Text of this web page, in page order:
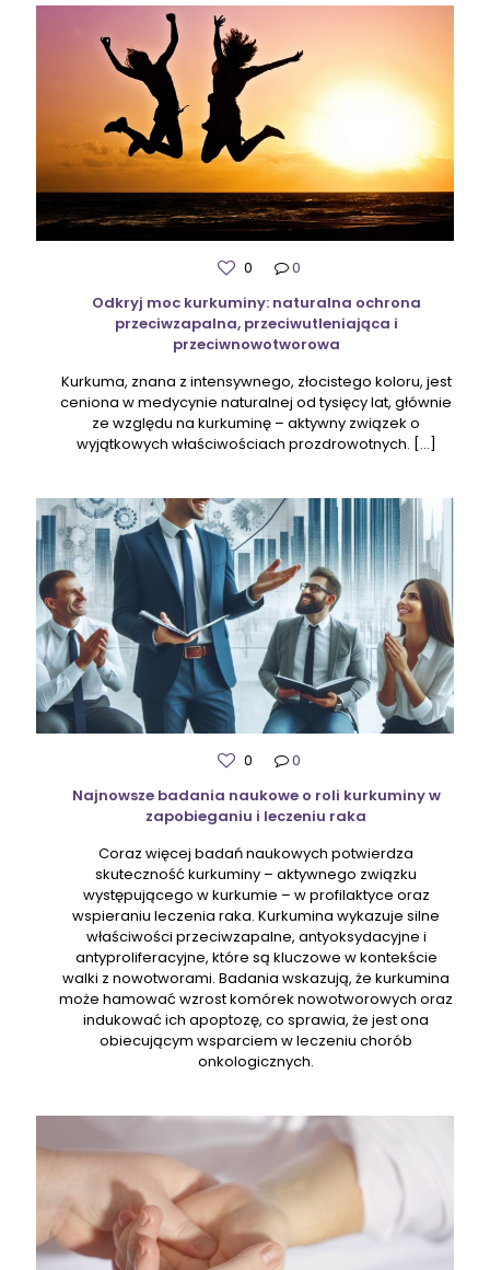
0
0
Odkryj moc kurkuminy: naturalna ochrona
przeciwzapalna, przeciwutleniająca i
przeciwnowotworowa
Kurkuma, znana z intensywnego, złocistego koloru, jest
ceniona w medycynie naturalnej od tysięcy lat, głównie
ze względu na kurkuminę – aktywny związek o
wyjątkowych właściwościach prozdrowotnych. […]
0
0
Najnowsze badania naukowe o roli kurkuminy w
zapobieganiu i leczeniu raka
Coraz więcej badań naukowych potwierdza
skuteczność kurkuminy – aktywnego związku
występującego w kurkumie – w profilaktyce oraz
wspieraniu leczenia raka. Kurkumina wykazuje silne
właściwości przeciwzapalne, antyoksydacyjne i
antyproliferacyjne, które są kluczowe w kontekście
walki z nowotworami. Badania wskazują, że kurkumina
może hamować wzrost komórek nowotworowych oraz
indukować ich apoptozę, co sprawia, że jest ona
obiecującym wsparciem w leczeniu chorób
onkologicznych.